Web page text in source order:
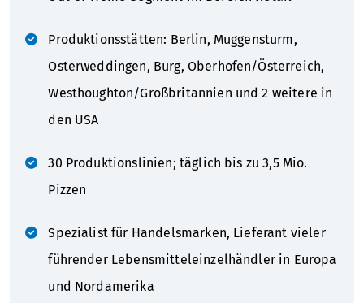
Produktionsstätten: Berlin, Muggensturm,
Osterweddingen, Burg, Oberhofen/Österreich,
Westhoughton/Großbritannien und 2 weitere in
den USA
30 Produktionslinien; täglich bis zu 3,5 Mio.
Pizzen
Spezialist für Handelsmarken, Lieferant vieler
führender Lebensmitteleinzelhändler in Europa
und Nordamerika